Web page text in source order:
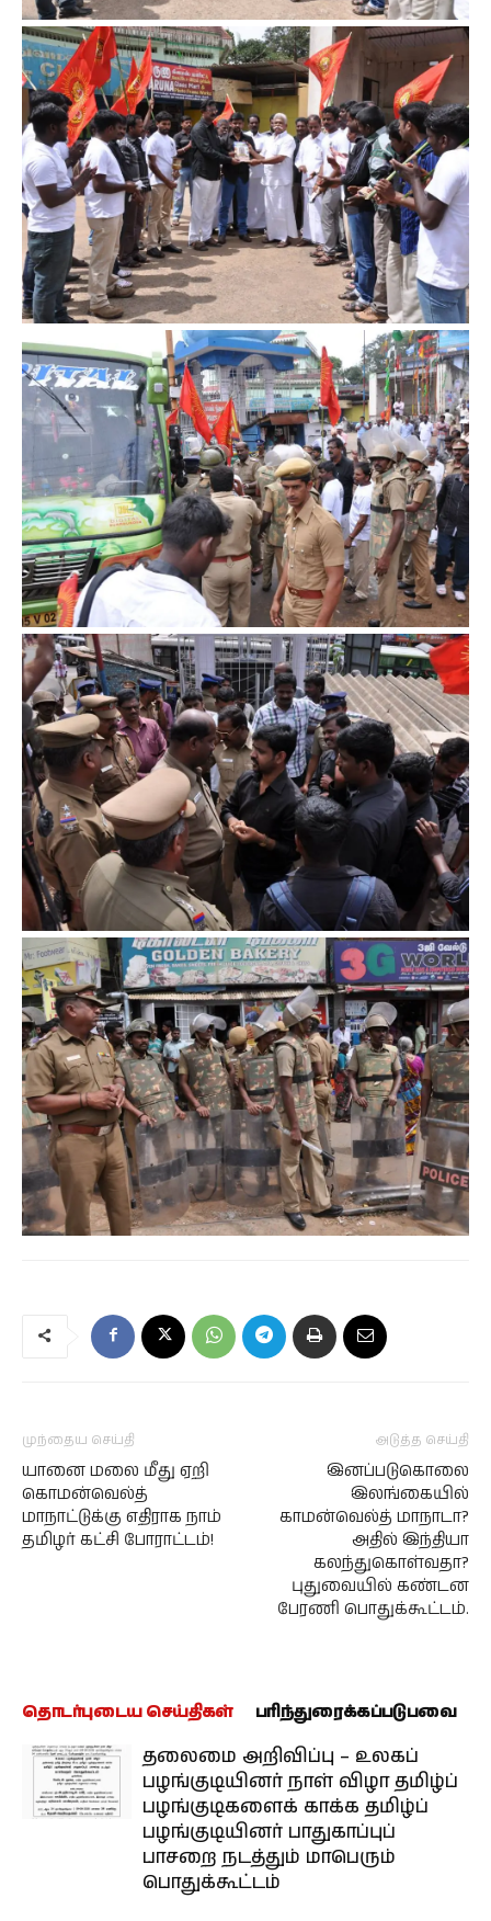
முந்தைய செய்தி
யானை மலை மீது ஏறி
கொமன்வெல்த்
மாநாட்டுக்கு எதிராக நாம்
தமிழர் கட்சி போராட்டம்!
அடுத்த செய்தி
இனப்படுகொலை
இலங்கையில்
காமன்வெல்த் மாநாடா?
அதில் இந்தியா
கலந்துகொள்வதா?
புதுவையில் கண்டன
பேரணி பொதுக்கூட்டம்.
தொடர்புடைய செய்திகள் பரிந்துரைக்கப்படுபவை
தலைமை அறிவிப்பு – உலகப்
பழங்குடியினர் நாள் விழா தமிழ்ப்
பழங்குடிகளைக் காக்க தமிழ்ப்
பழங்குடியினர் பாதுகாப்புப்
பாசறை நடத்தும் மாபெரும்
பொதுக்கூட்டம்